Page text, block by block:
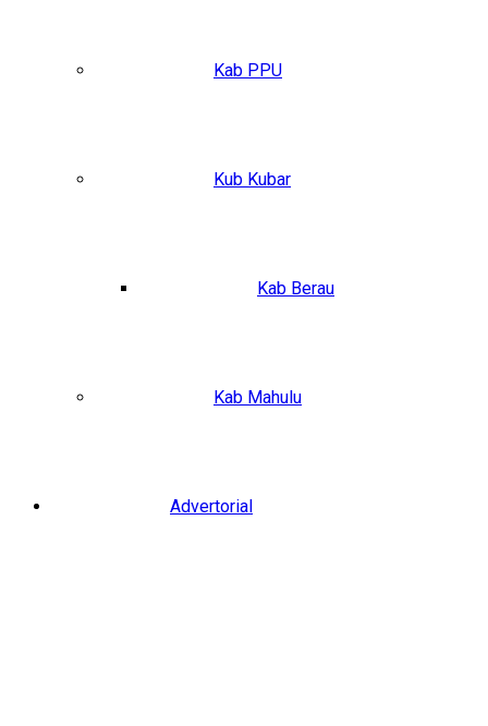
Kab PPU
Kub Kubar
Kab Berau
Kab Mahulu
Advertorial